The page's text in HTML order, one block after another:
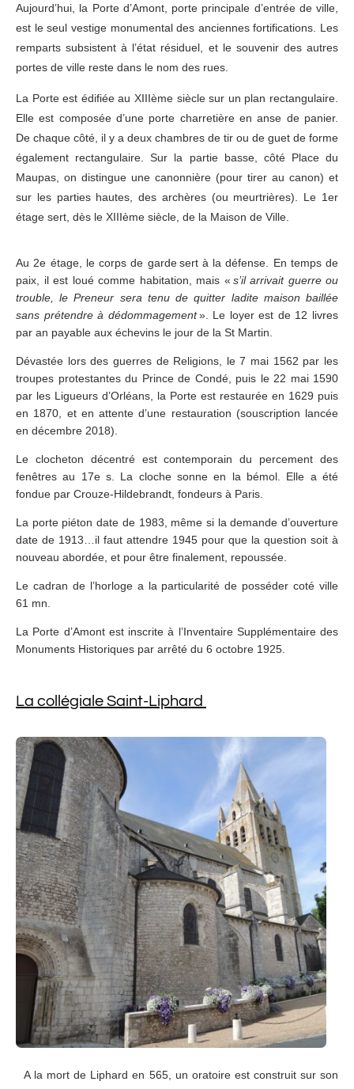
Aujourd’hui, la Porte d’Amont, porte principale d’entrée de ville,
est le seul vestige monumental des anciennes fortifications. Les
remparts subsistent à l’état résiduel, et le souvenir des autres
portes de ville reste dans le nom des rues.
La Porte est édifiée au XIIIème siècle sur un plan rectangulaire.
Elle est composée d’une porte charretière en anse de panier.
De chaque côté, il y a deux chambres de tir ou de guet de forme
également rectangulaire. Sur la partie basse, côté Place du
Maupas, on distingue une canonnière (pour tirer au canon) et
sur les parties hautes, des archères (ou meurtrières). Le 1er
étage sert, dès le XIIIème siècle, de la Maison de Ville.
Au 2e étage, le corps de garde sert à la défense. En temps de
paix, il est loué comme habitation, mais « s’il arrivait guerre ou
trouble, le Preneur sera tenu de quitter ladite maison baillée
sans prétendre à dédommagement». Le loyer est de 12 livres
par an payable aux échevins le jour de la St Martin.
Dévastée lors des guerres de Religions, le 7 mai 1562 par les
troupes protestantes du Prince de Condé, puis le 22 mai 1590
par les Ligueurs d’Orléans, la Porte est restaurée en 1629 puis
en 1870, et en attente d’une restauration (souscription lancée
en décembre 2018).
Le clocheton décentré est contemporain du percement des
fenêtres au 17e s. La cloche sonne en la bémol. Elle a été
fondue par Crouze-Hildebrandt, fondeurs à Paris.
La porte piéton date de 1983, même si la demande d’ouverture
date de 1913…il faut attendre 1945 pour que la question soit à
nouveau abordée, et pour être finalement, repoussée.
Le cadran de l’horloge a la particularité de posséder coté ville
61 mn.
La Porte d’Amont est inscrite à l’Inventaire Supplémentaire des
Monuments Historiques par arrêté du 6 octobre 1925.
La collégiale Saint-Liphard
A la mort de Liphard en 565, un oratoire est construit sur son